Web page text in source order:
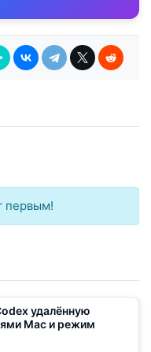
первым!
удалённую
Mac и режим